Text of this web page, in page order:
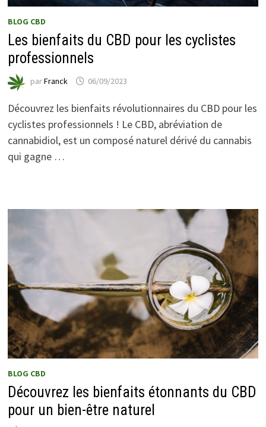
BLOG CBD
Les bienfaits du CBD pour les cyclistes
professionnels
parFranck 06/09/2023
Découvrez les bienfaits révolutionnaires du CBD pour les
cyclistes professionnels ! Le CBD, abréviation de
cannabidiol, est un composé naturel dérivé du cannabis
qui gagne …
BLOG CBD
Découvrez les bienfaits étonnants du CBD
pour un bien-être naturel